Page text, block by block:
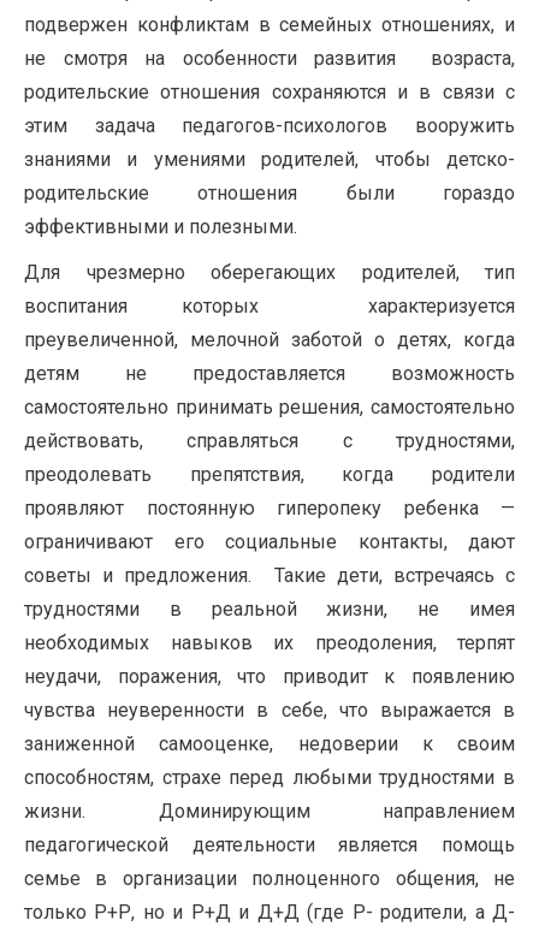
подвержен конфликтам в семейных отношениях, и
не смотря на особенности развития возраста,
родительские отношения сохраняются и в связи с
этим задача педагогов-психологов вооружить
знаниями и умениями родителей, чтобы детско-
родительские отношения были гораздо
эффективными и полезными.
Для чрезмерно оберегающих родителей, тип
воспитания которых характеризуется
преувеличенной, мелочной заботой о детях, когда
детям не предоставляется возможность
самостоятельно принимать решения, самостоятельно
действовать, справляться с трудностями,
преодолевать препятствия, когда родители
проявляют постоянную гиперопеку ребенка —
ограничивают его социальные контакты, дают
советы и предложения. Такие дети, встречаясь с
трудностями в реальной жизни, не имея
необходимых навыков их преодоления, терпят
неудачи, поражения, что приводит к появлению
чувства неуверенности в себе, что выражается в
заниженной самооценке, недоверии к своим
способностям, страхе перед любыми трудностями в
жизни. Доминирующим направлением
педагогической деятельности является помощь
семье в организации полноценного общения, не
только Р+Р, но и Р+Д и Д+Д (где Р- родители, а Д-